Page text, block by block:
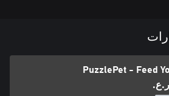
PuzzlePet - Feed